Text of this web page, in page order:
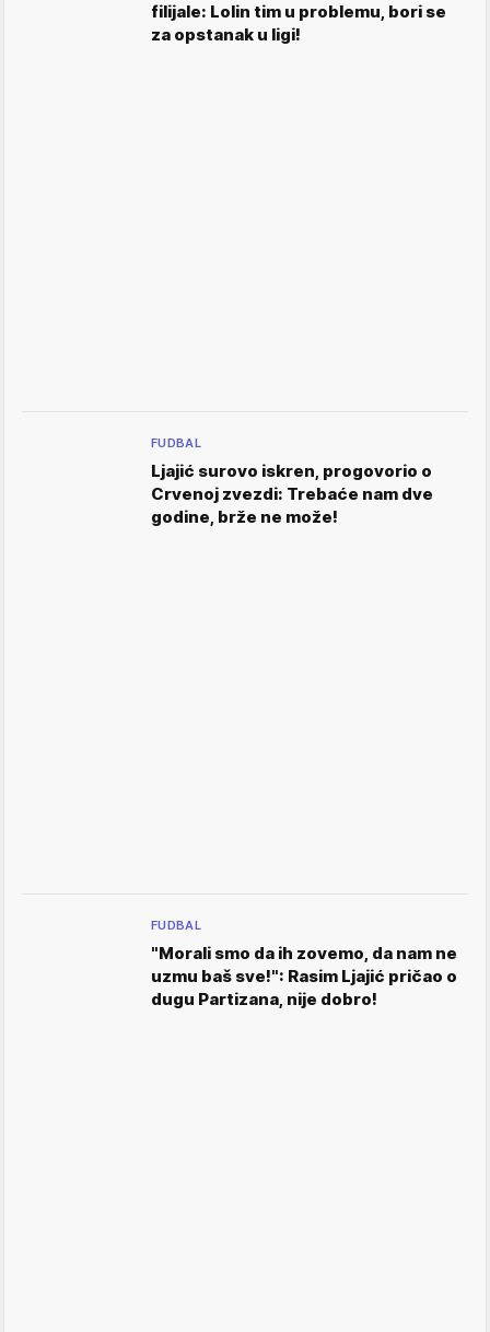
filijale: Lolin tim u problemu, bori se
za opstanak u ligi!
FUDBAL
Ljajić surovo iskren, progovorio o
Crvenoj zvezdi: Trebaće nam dve
godine, brže ne može!
FUDBAL
"Morali smo da ih zovemo, da nam ne
uzmu baš sve!": Rasim Ljajić pričao o
dugu Partizana, nije dobro!